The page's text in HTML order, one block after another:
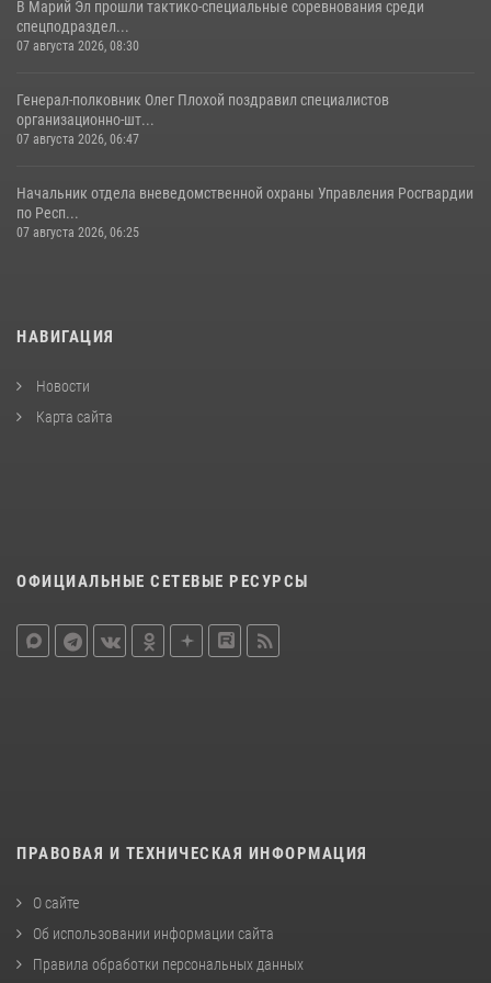
В Марий Эл прошли тактико-специальные соревнования среди
спецподраздел...
07 августа 2026, 08:30
Генерал-полковник Олег Плохой поздравил специалистов
организационно-шт...
07 августа 2026, 06:47
Начальник отдела вневедомственной охраны Управления Росгвардии
по Респ...
07 августа 2026, 06:25
НАВИГАЦИЯ
Новости
Карта сайта
ОФИЦИАЛЬНЫЕ СЕТЕВЫЕ РЕСУРСЫ
ПРАВОВАЯ И ТЕХНИЧЕСКАЯ ИНФОРМАЦИЯ
О сайте
Об использовании информации сайта
Правила обработки персональных данных